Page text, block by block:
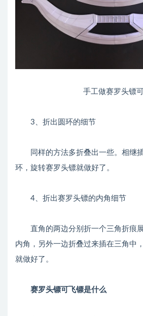
手工做赛罗头镖
3、折出圆环的细节
同样的方法多折叠出一些。相继插
环，旋转赛罗头镖就做好了。
4、折出赛罗头镖的内角细节
直角的两边分别折一个三角折痕展
内角，另外一边折叠过来插在三角中
就做好了。
赛罗头镖可飞镖是什么